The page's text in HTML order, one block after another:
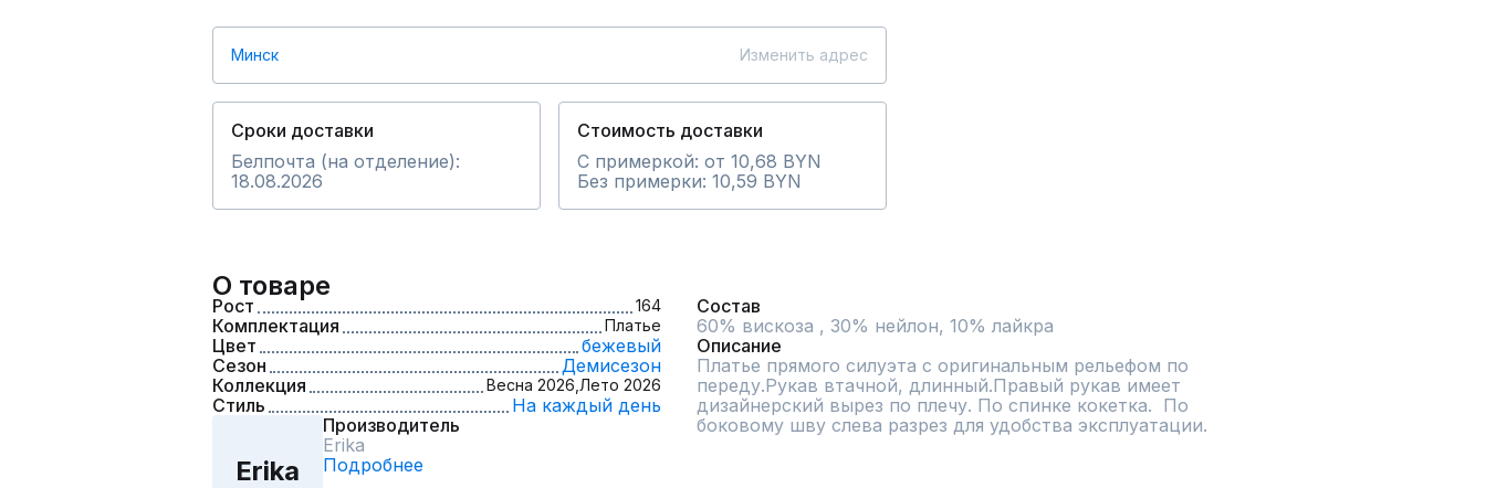
Минск Изменить адрес
Сроки доставки
Белпочта (на отделение):
18.08.2026
Стоимость доставки
С примеркой: от 10,68 BYN
Без примерки: 10,59 BYN
О товаре
Рост 164
Комплектация Платье
Цвет
бежевый
Сезон
Демисезон
Коллекция
Весна 2026, Лето 2026
Стиль На каждый день
Erika
Производитель
Erika
Подробнее
Состав
Описание
Платье прямого силуэта с оригинальным рельефом по
переду.Рукав втачной, длинный.Правый рукав имеет
дизайнерский вырез по плечу. По спинке кокетка.  По
боковому шву слева разрез для удобства эксплуатации.